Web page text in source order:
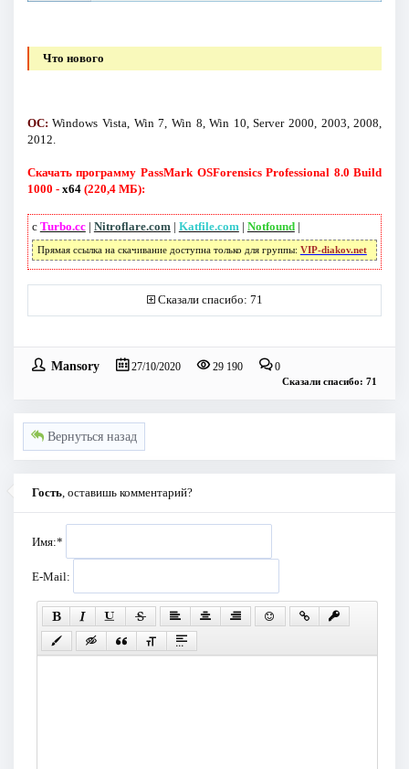
Что нового
ОС: Windows Vista, Win 7, Win 8, Win 10, Server 2000, 2003, 2008,
2012.
Скачать программу PassMark OSForensics Professional 8.0 Build
1000 - x64(220,4 МБ):
с Turbo.cc| Nitroflare.com | Katfile.com | Notfound|
Прямая ссылка на скачивание доступна только для группы: VIP-diakov.net
Сказали спасибо: 71
Mansory 27/10/2020 29 190 0
Сказали спасибо: 71
Вернуться назад
Гость , оставишь комментарий?
Имя:*
E-Mail: